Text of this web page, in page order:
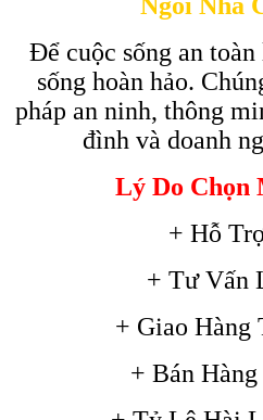
Để cuộc sống an
sống hoàn hảo.
pháp an ninh, thông
đình và doanh
Lý Do Chọn
+ Hỗ
+ Tư Vấn
+ Giao Hàng
+ Bán